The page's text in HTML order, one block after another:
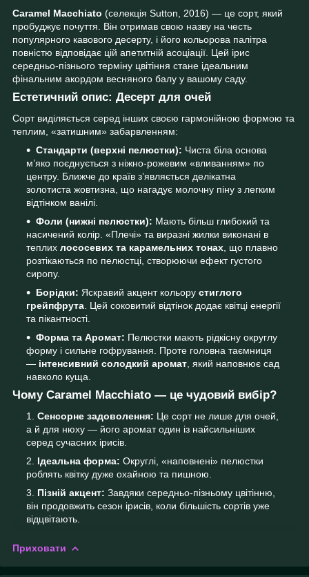
Caramel Macchiato (селекція Sutton, 2016) — це сорт, який
пробуджує почуття. Він отримав свою назву на честь
популярного кавового десерту, і його кольорова палітра
повністю відповідає цій апетитній асоціації. Цей ірис
середньо-пізнього терміну цвітіння стане ідеальним
фінальним акордом весняного балу у вашому саду.
Естетичний опис: Десерт для очей
Сорт виділяється серед інших своєю гармонійною формою та
теплим, «затишним» забарвленням:
Стандарти (верхні пелюстки): Чиста біла основа
м’яко поєднується з ніжно-рожевим «вливанням» по
центру. Ближче до країв з’являється делікатна
золотиста жовтизна, що нагадує молочну піну з легким
відтінком ванілі.
Фоли (нижні пелюстки): Мають більш глибокий та
насичений колір. «Плечі» та виразні жилки виконані в
теплих лососевих та карамельних тонах, що плавно
розтікаються по пелюстці, створюючи ефект густого
сиропу.
Борідки: Яскравий акцент кольору стиглого
грейпфрута. Цей соковитий відтінок додає квітці енергії
та пікантності.
Форма та Аромат: Пелюстки мають рідкісну округлу
форму і сильне гофрування. Проте головна таємниця
— інтенсивний солодкий аромат, який наповнює сад
навколо куща.
Чому Caramel Macchiato — це чудовий вибір?
Сенсорне задоволення: Це сорт не лише для очей,
а й для нюху — його аромат один із найсильніших
серед сучасних ірисів.
Ідеальна форма: Округлі, «наповнені» пелюстки
роблять квітку дуже охайною та пишною.
Пізній акцент: Завдяки середньо-пізньому цвітінню,
він продовжить сезон ірисів, коли більшість сортів уже
відцвітають.
Приховати